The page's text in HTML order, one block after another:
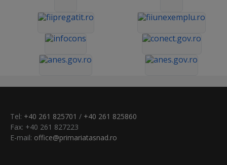
Tel: +40 261 825701 / +40 261 825860
Fax: +40 261 827223
E-mail: office@primariatasnad.ro